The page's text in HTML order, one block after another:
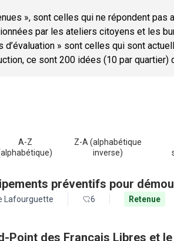
», sont celles qui ne répondent
par les ateliers citoyens et les
d’évaluation » sont celles qui sont
ce sont 200 idées (10 par
A-Z
Z-A (alphabétique
inverse)
préventifs pour
Lafourguette 6 Retenue
Point des Français Libres et